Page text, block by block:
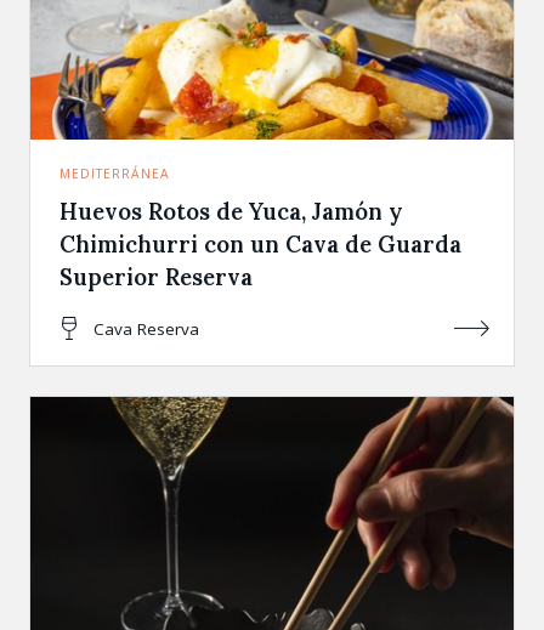
MEDITERRÁNEA
Huevos Rotos de Yuca, Jamón y
Chimichurri con un Cava de Guarda
Superior Reserva
Cava Reserva